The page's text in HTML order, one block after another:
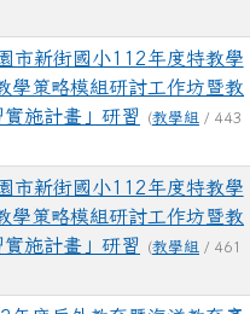
市新街國小112年度特教學
學策略模組研討工作坊暨教
施計畫」研習
(教學組 / 443
市新街國小112年度特教學
學策略模組研討工作坊暨教
施計畫」研習
(教學組 / 461